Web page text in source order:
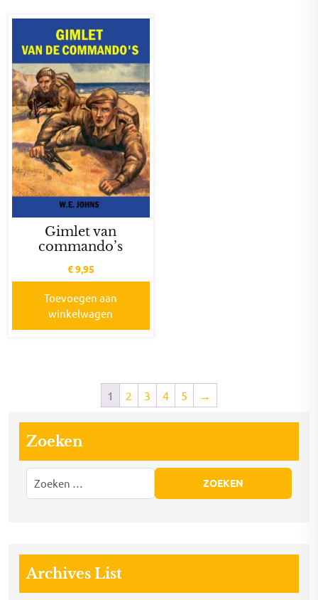
Gimlet van
commando’s
€9,95
Toevoegen aan
winkelwagen
1 2 3 4 5 →
Zoeken
Archives List